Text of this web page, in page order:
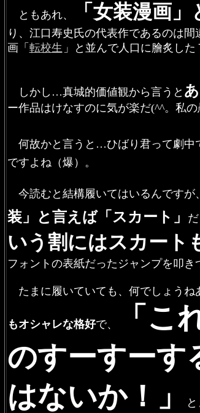
ともあれ、 「女装漫画
り、江口寿史 氏の代表作であるのは
画「 転校生 」 と並んで人口に膾炙した
しかし…真城的価値観から言うと
ー作品はけなすのに気が楽だ(^^。私
何故かと言うと…ひばり君って劇中
ですよね（爆）。
今読むと結構履いてはいるんです
装」と言えば「スカート」
いう割にはスカート
フォントの表紙だったジャンプを叩
たまに履いていても、何でしょうね
もオシャレな格好で、
「こ
のすーすーす
はないか！」